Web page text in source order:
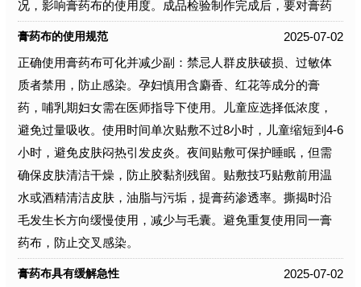
况，影响膏药布的使用度。成品检验制作完成后，要对膏药
膏药布的使用规范
2025-07-02
正确使用膏药布可化并减少副：禁忌人群皮肤破损、过敏体
质者禁用，防止感染。孕妇慎用含麝香、红花等成分的膏
药，哺乳期妇女需在医师指导下使用。儿童应选择低浓度，
避免过量吸收。使用时间单次贴敷不过8小时，儿童缩短到4-6
小时，避免皮肤闷热引发皮炎。夜间贴敷可保护睡眠，但需
确保皮肤清洁干燥，防止胶黏剂残留。贴敷技巧贴敷前用温
水或酒精清洁皮肤，油脂与污垢，提膏药渗透率。撕揭时沿
毛发生长方向缓慢使用，减少与毛囊。避免重复使用同一膏
药布，防止交叉感染。
膏药布具有缓解急性
2025-07-02